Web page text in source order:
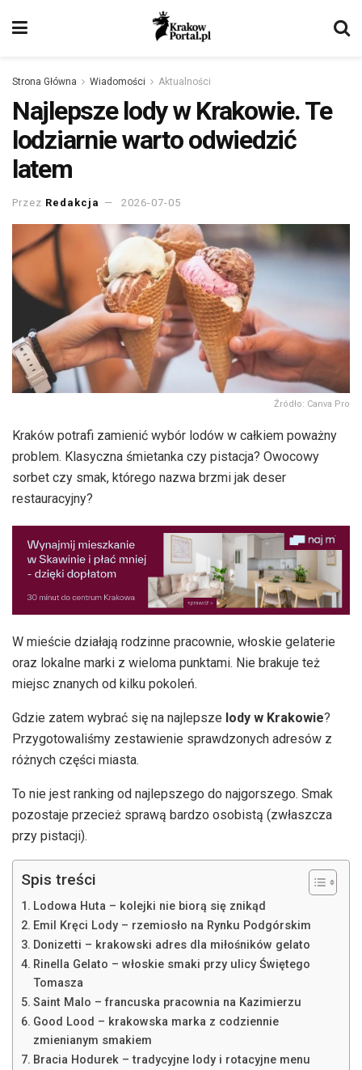
Strona Główna Wiadomości Aktualności
Najlepsze lody w Krakowie. Te
lodziarnie warto odwiedzić
latem
Przez Redakcja 2026-07-05
Źródło: Canva Pro
Kraków potrafi zamienić wybór lodów w całkiem poważny
problem. Klasyczna śmietanka czy pistacja? Owocowy
sorbet czy smak, którego nazwa brzmi jak deser
restauracyjny?
W mieście działają rodzinne pracownie, włoskie gelaterie
oraz lokalne marki z wieloma punktami. Nie brakuje też
miejsc znanych od kilku pokoleń.
Gdzie zatem wybrać się na najlepsze lody w Krakowie?
Przygotowaliśmy zestawienie sprawdzonych adresów z
różnych części miasta.
To nie jest ranking od najlepszego do najgorszego. Smak
pozostaje przecież sprawą bardzo osobistą (zwłaszcza
przy pistacji).
Spis treści
Lodowa Huta – kolejki nie biorą się znikąd
Emil Kręci Lody – rzemiosło na Rynku Podgórskim
Donizetti – krakowski adres dla miłośników gelato
Rinella Gelato – włoskie smaki przy ulicy Świętego
Tomasza
Saint Malo – francuska pracownia na Kazimierzu
Good Lood – krakowska marka z codziennie
zmienianym smakiem
Bracia Hodurek – tradycyjne lody i rotacyjne menu